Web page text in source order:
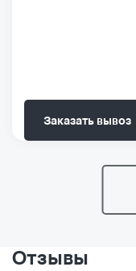
Заказать вывоз
Отзывы